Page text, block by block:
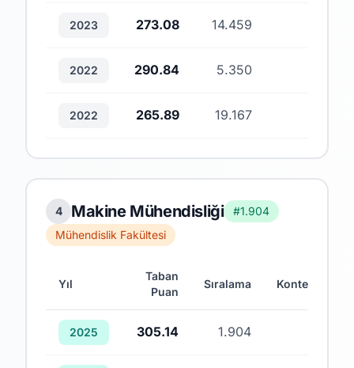
2023 273.08 14.459
2022 290.84 5.350
2022 265.89 19.167
4 Makine Mühendisliği
#1.904
Mühendislik Fakültesi
Yıl
Taban
Puan
Sıralama Kontenjan
2025 305.14 1.904